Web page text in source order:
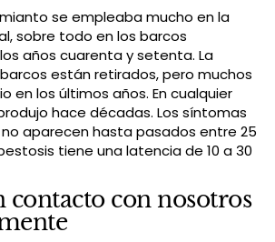
se empleaba mucho en la
sobre todo en los barcos
años cuarenta y setenta. La
están retirados, pero muchos
en los últimos años. En cualquier
hace décadas. Los síntomas
aparecen hasta pasados entre 25
tiene una latencia de 10 a 30
contacto con nosotros